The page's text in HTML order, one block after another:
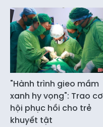
"Hành trình gieo mầm
xanh hy vọng": Trao cơ
hội phục hồi cho trẻ
khuyết tật